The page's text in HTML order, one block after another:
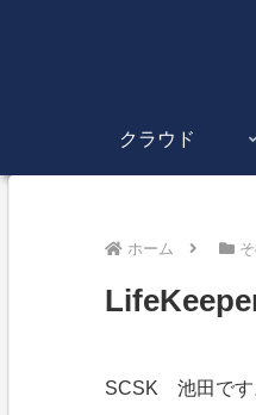
クラウド
ホーム
SCSK 池田です